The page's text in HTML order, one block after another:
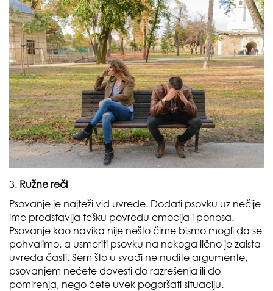
3. Ružne reči
Psovanje je najteži vid uvrede. Dodati psovku uz nečije
ime predstavlja tešku povredu emocija i ponosa.
Psovanje kao navika nije nešto čime bismo mogli da se
pohvalimo, a usmeriti psovku na nekoga lično je zaista
uvreda časti. Sem što u svađi ne nudite argumente,
psovanjem nećete dovesti do razrešenja ili do
pomirenja, nego ćete uvek pogoršati situaciju.